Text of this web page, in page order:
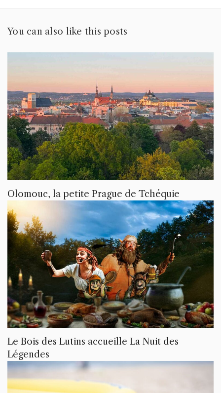
You can also like this posts
Olomouc, la petite Prague de Tchéquie
Le Bois des Lutins accueille La Nuit des
Légendes